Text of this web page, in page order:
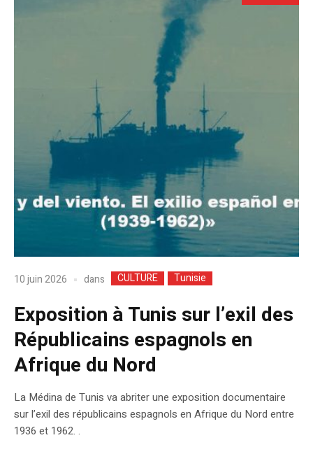
10 juin 2026 dans CULTURE Tunisie
Exposition à Tunis sur l’exil des
Républicains espagnols en
Afrique du Nord
La Médina de Tunis va abriter une exposition documentaire
sur l’exil des républicains espagnols en Afrique du Nord entre
1936 et 1962. .